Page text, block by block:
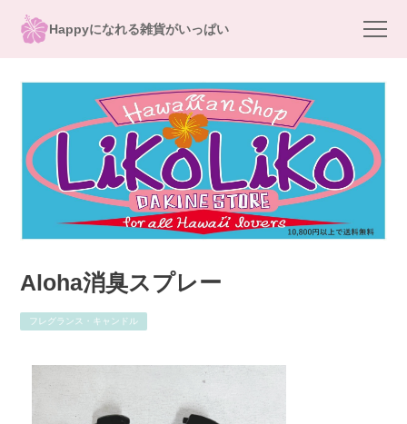
Happyになれる雑貨がいっぱい
Aloha消臭スプレー
フレグランス・キャンドル